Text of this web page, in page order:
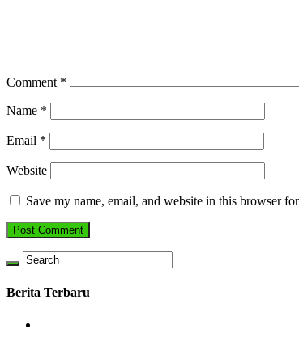
Comment *
Name *
Email *
Website
Save my name, email, and website in this browser
Berita Terbaru